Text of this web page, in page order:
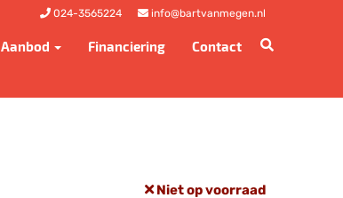
024-3565224 info@bartvanmegen.nl
Aanbod Financiering Contact
Niet op voorraad